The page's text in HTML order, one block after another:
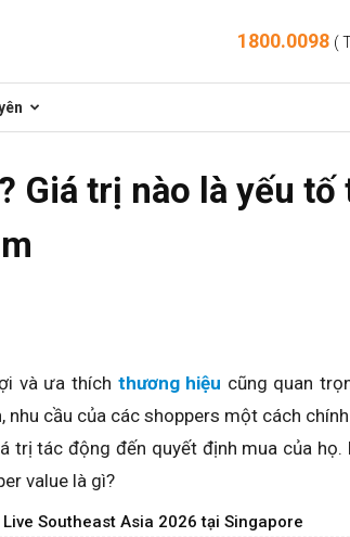
1800.0098 (
Giá trị nào là yếu tố
và ưa thích thương hiệu cũng quan
nhu cầu của các shoppers một cách
trị tác động đến quyết định mua của họ.
value là gì?
Southeast Asia 2026 tại Singapore